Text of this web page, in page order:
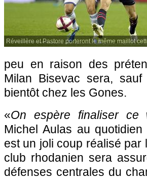
Réveillère et Pastore porteront le même maillot
peu en raison des
Milan Bisevac sera,
bientôt chez les Gones.
«On espère finaliser ce
Michel Aulas au
est un joli coup réalisé par
club rhodanien sera
défenses centrales du